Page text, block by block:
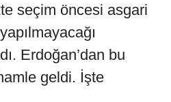
seçim öncesi asgari
Erdoğan’dan bu
geldi. İşte